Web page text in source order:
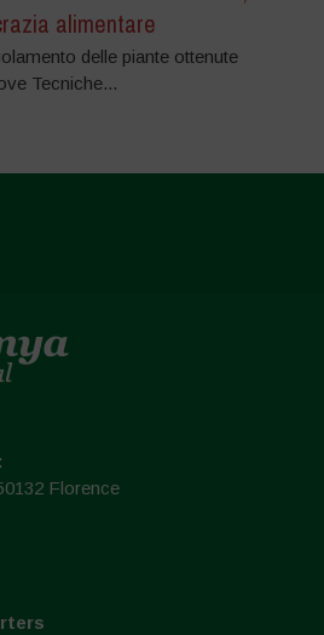
alimentare
delle piante ottenute
Tecniche...
Florence